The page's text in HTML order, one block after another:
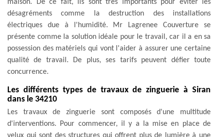
maison. De ce fait, ils sont très importants pour éviter les
désagréments comme la destruction des installations
électriques due à l'humidité. Mr Lagrenee Couverture se
présente comme la solution idéale pour le travail, car il a en sa
possession des matériels qui vont l'aider à assurer une certaine
qualité de travail. De plus, ses tarifs peuvent défier toute
concurrence.
Les différents types de travaux de zinguerie à Siran
dans le 34210
Les travaux de zinguerie sont composés d'une multitude
d'interventions. Pour commencer, il y a la mise en place de
velux qui sont des structures qui offrent plus de lumière à une